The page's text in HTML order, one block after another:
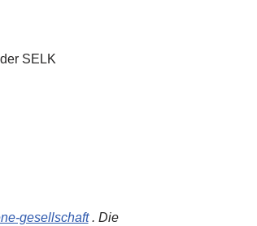
SELK
gesellschaft. Die